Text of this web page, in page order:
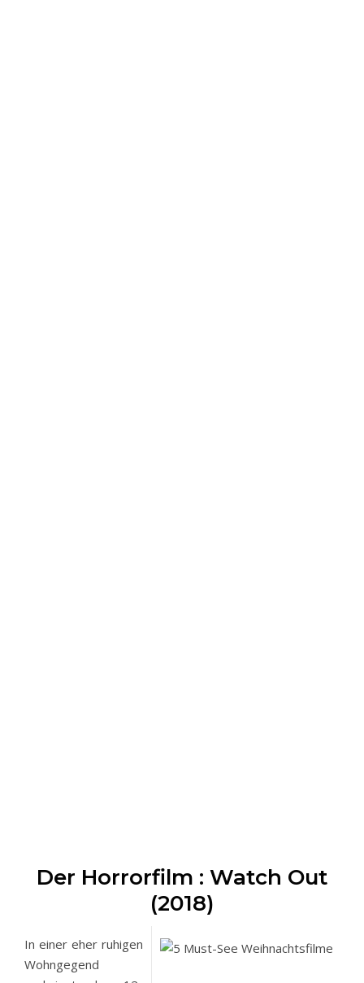
Der Horrorfilm : Watch Out
(2018)
In einer eher ruhigen
Wohngegend